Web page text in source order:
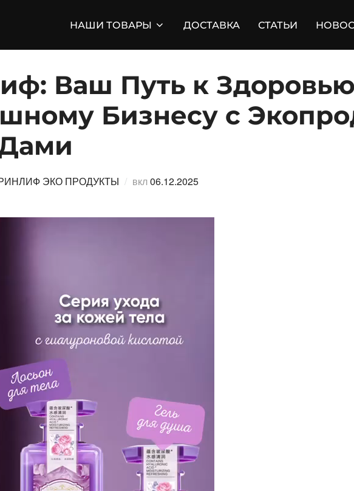
НАШИ ТОВАРЫ ДОСТАВКА СТАТЬИ
Ваш Путь к
Бизнесу с
ЭКО ПРОДУКТЫ вклОпубликовано
06.12.2025